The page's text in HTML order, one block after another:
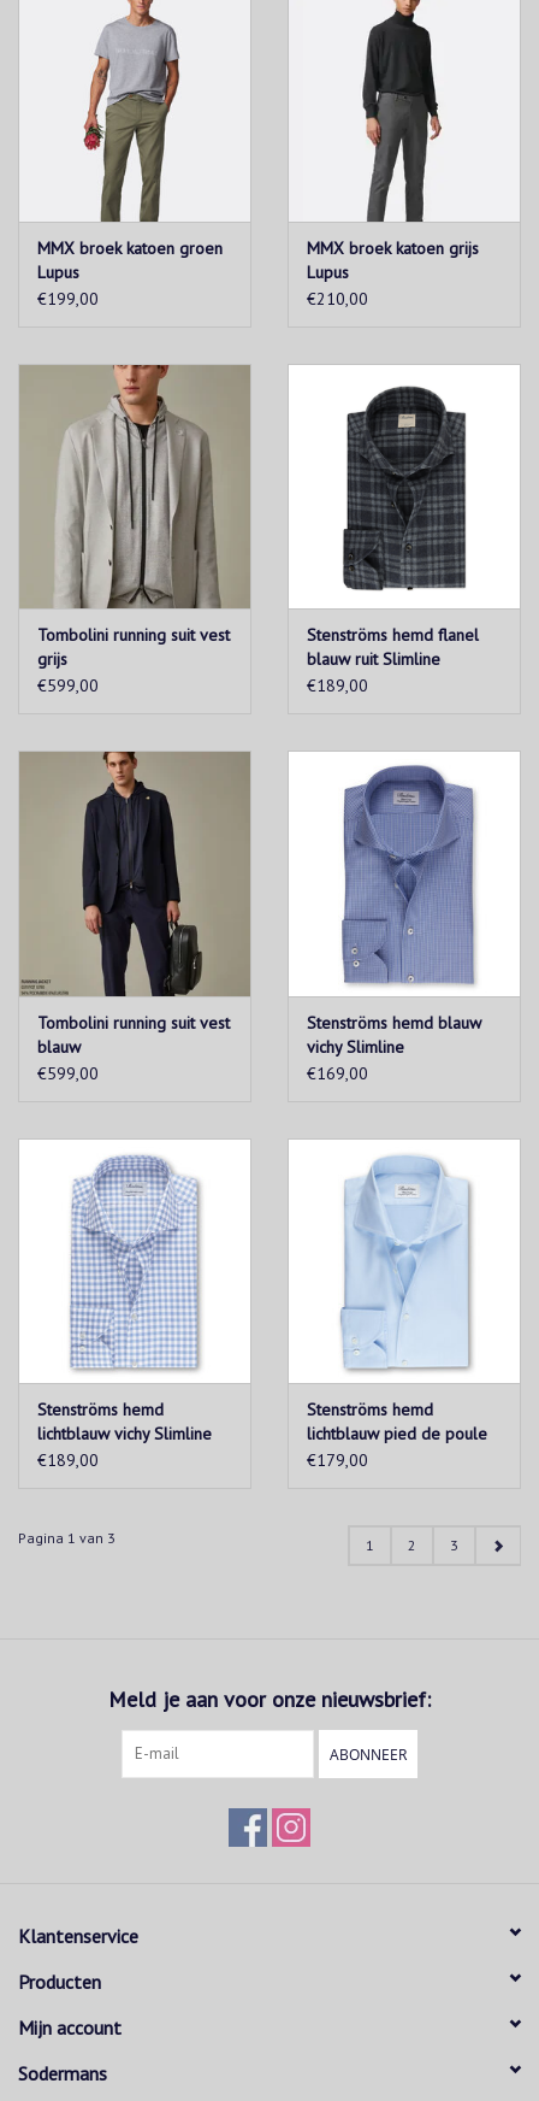
MMX broek katoen groen
Lupus
€199,00
MMX broek katoen grijs
Lupus
€210,00
Tombolini running suit vest
grijs
€599,00
Stenströms hemd flanel
blauw ruit Slimline
€189,00
Tombolini running suit vest
blauw
€599,00
Stenströms hemd blauw
vichy Slimline
€169,00
Stenströms hemd
lichtblauw vichy Slimline
€189,00
Stenströms hemd
lichtblauw pied de poule
Slimline
€179,00
Pagina 1 van 3 1 2 3
Meld je aan voor onze nieuwsbrief:
ABONNEER
Klantenservice
Producten
Mijn account
Sodermans